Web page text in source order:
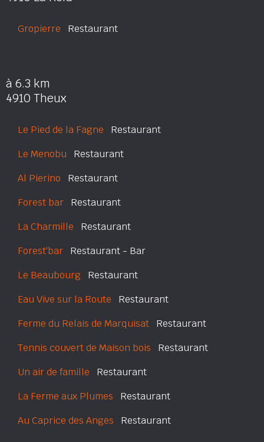
Gropierre Restaurant
à 6.3 km
4910 Theux
Le Pied de la Fagne Restaurant
Le Menobu Restaurant
Al Pierino Restaurant
Forest bar Restaurant
La Charmille Restaurant
Forest'bar Restaurant - Bar
Le Beaubourg Restaurant
Eau Vive sur la Route Restaurant
Ferme du Relais de Marquisat Restaurant
Tennis couvert de Maison bois Restaurant
Un air de famille Restaurant
La Ferme aux Plumes Restaurant
Au Caprice des Anges Restaurant